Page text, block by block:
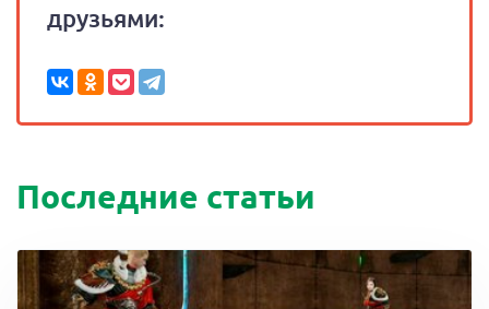
друзьями:
Последние статьи